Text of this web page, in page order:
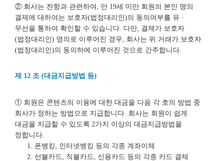
② 회사는 전항과 관련하여, 만 19세 미만 회원의 본인 명의
결제에 대하여는 보호자(법정대리인)의 동의여부를 유 ·
무선을 통하여 확인할 수 있습니다. 다만, 결제가 보호자
(법정대리인) 명의로 이루어진 경우, 회사는 위 거래가 보호자
(법정대리인)의 동의하에 이루어진 것으로 간주합니다.
제 12 조 (대금지급방법 등)
① 회원은 콘텐츠의 이용에 대한 대금을 다음 각 호의 방법 중
회사가 정하는 방법으로 지급합니다. 회사는 회원이 쉽게
대금을 지급할 수 있도록 2가지 이상의 대금지급방법을
정합니다.
폰뱅킹, 인터넷뱅킹 등의 각종 계좌이체
선불카드, 직불카드, 신용카드 등의 각종 카드 결제